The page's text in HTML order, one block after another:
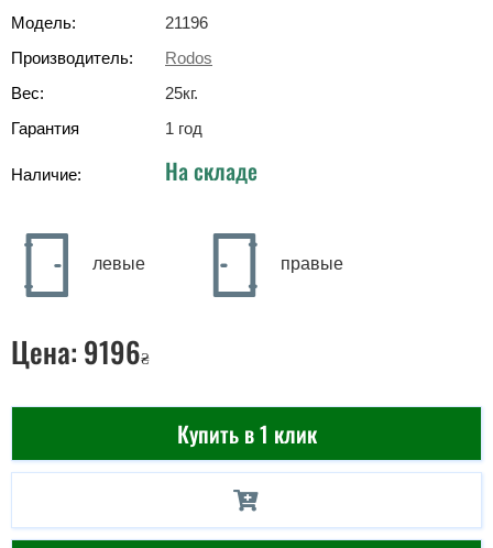
Модель:
21196
Производитель:
Rodos
Вес:
25кг.
Гарантия
1 год
Наличие: На складе
левые правые
Цена: 9196₴
Купить в 1 клик